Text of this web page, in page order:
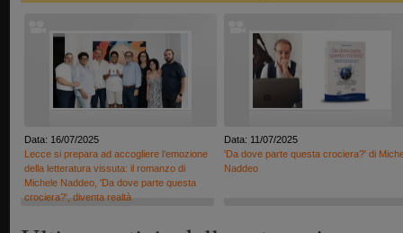
Data: 16/07/2025
Lecce si prepara ad accogliere l’emozione
della letteratura vissuta: il romanzo di
Michele Naddeo, 'Da dove parte questa
crociera?', diventa realtà
Data: 11/07/2025
'Da dove parte questa crociera?' di
Naddeo